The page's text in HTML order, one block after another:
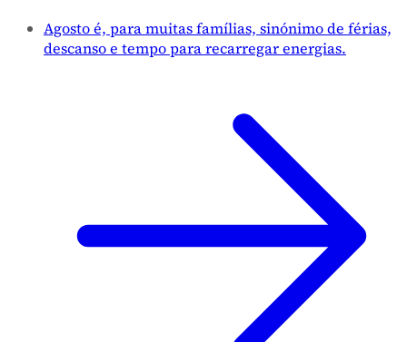
Agosto é, para muitas famílias, sinónimo de férias,
descanso e tempo para recarregar energias.